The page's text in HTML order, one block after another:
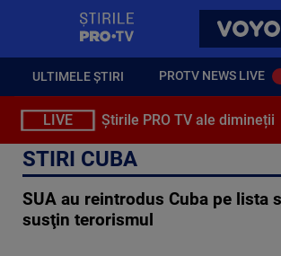
VOYO
ULTIMELE ȘTIRI PROTV NEWS LIVE
LIVE Știrile PRO TV ale dimineții
STIRI CUBA
SUA au reintrodus Cuba pe lista
susţin terorismul